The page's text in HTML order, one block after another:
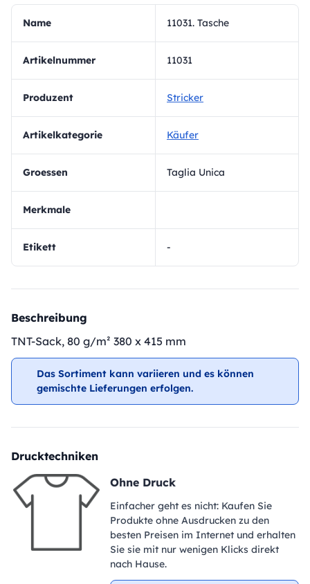
Name 11031. Tasche
Artikelnummer 11031
Produzent Stricker
Artikelkategorie Käufer
Groessen Taglia Unica
Merkmale
Etikett -
Beschreibung
TNT-Sack, 80 g/m² 380 x 415 mm
Das Sortiment kann variieren und es können
gemischte Lieferungen erfolgen.
Drucktechniken
Ohne Druck
Einfacher geht es nicht: Kaufen Sie
Produkte ohne Ausdrucken zu den
besten Preisen im Internet und erhalten
Sie sie mit nur wenigen Klicks direkt
nach Hause.